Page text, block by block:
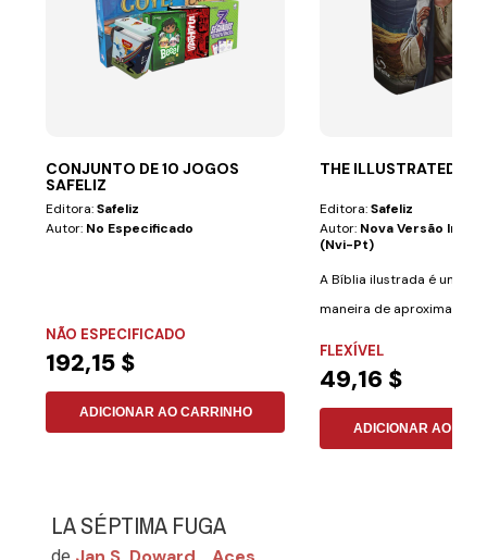
CONJUNTO DE 10 JOGOS
SAFELIZ
Editora:Safeliz
Autor: No Especificado
NÃO ESPECIFICADO
192,15 $
ADICIONAR AO CARRINHO
THE ILLUSTRATED
Editora:Safeliz
Autor: Nova Versão
(nvi-Pt)
A Bíblia ilustrada é uma
maneira de aproximar
adultos de um...
FLEXÍVEL
49,16 $
ADICIONAR AO
LA SÉPTIMA FUGA